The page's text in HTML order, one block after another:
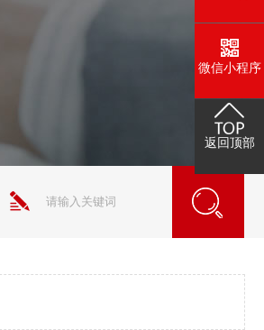
微信小程序
返回顶部